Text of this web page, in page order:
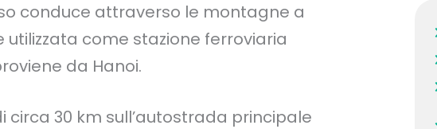
conduce attraverso le montagne a
come stazione ferroviaria
da Hanoi.
circa 30 km sull’autostrada principale